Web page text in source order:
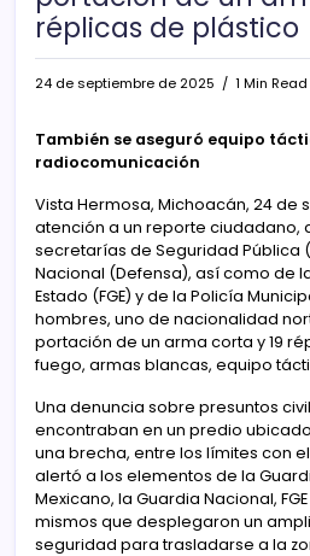
réplicas de plástico
24 de septiembre de 2025 1 Min Read
También se aseguró equipo
radiocomunicación
Vista Hermosa, Michoacán, 24 de
atención a un reporte ciudadano,
secretarías de Seguridad Pública
Nacional (Defensa), así como de
Estado (FGE) y de la Policía
hombres, uno de nacionalidad
portación de un arma corta y 19
fuego, armas blancas, equipo
Una denuncia sobre presuntos
encontraban en un predio
una brecha, entre los límites con
alertó a los elementos de la
Mexicano, la Guardia Nacional,
mismos que desplegaron un
seguridad para trasladarse a la